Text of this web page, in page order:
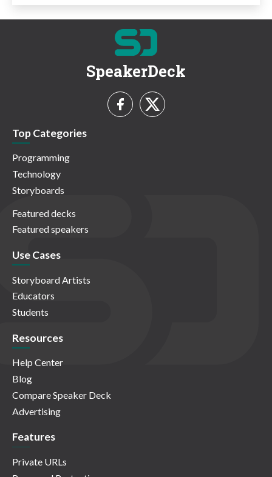
SpeakerDeck
Top Categories
Programming
Technology
Storyboards
Featured decks
Featured speakers
Use Cases
Storyboard Artists
Educators
Students
Resources
Help Center
Blog
Compare Speaker Deck
Advertising
Features
Private URLs